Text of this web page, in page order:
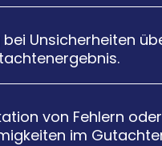
bei Unsicherheiten
von Fehlern oder
im